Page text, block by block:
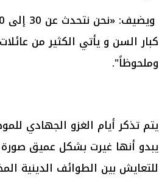
كبار السن و يأتي الكثير من
وملحوظاً".
يتم تذكر أيام الغزو الجهادي
يبدو أنها غيرت بشكل عميق
للتعايش بين الطوائف الدينية